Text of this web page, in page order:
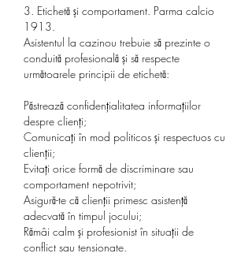
3. Etichetă și comportament. Parma calcio
1913.
Asistentul la cazinou trebuie să prezinte o
conduită profesională și să respecte
următoarele principii de etichetă:
Păstrează confidențialitatea informațiilor
despre clienți;
Comunicați în mod politicos și respectuos cu
clienții;
Evitați orice formă de discriminare sau
comportament nepotrivit;
Asigură-te că clienții primesc asistență
adecvată în timpul jocului;
Rămâi calm și profesionist în situații de
conflict sau tensionate.